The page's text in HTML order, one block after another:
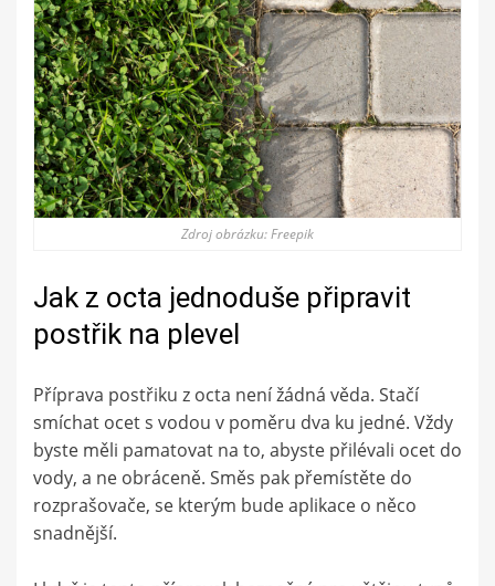
Zdroj obrázku: Freepik
Jak z octa jednoduše připravit
postřik na plevel
Příprava postřiku z octa není žádná věda. Stačí
smíchat ocet s vodou v poměru dva ku jedné. Vždy
byste měli pamatovat na to, abyste přilévali ocet do
vody, a ne obráceně. Směs pak přemístěte do
rozprašovače, se kterým bude aplikace o něco
snadnější.